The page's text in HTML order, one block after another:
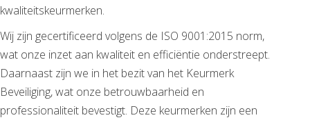
kwaliteitskeurmerken.
Wij zijn gecertificeerd volgens de ISO 9001:2015 norm,
wat onze inzet aan kwaliteit en efficiëntie onderstreept.
Daarnaast zijn we in het bezit van het Keurmerk
Beveiliging, wat onze betrouwbaarheid en
professionaliteit bevestigt. Deze keurmerken zijn een